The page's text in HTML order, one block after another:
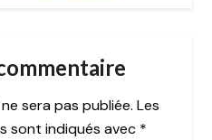
sera pas publiée. Les
sont indiqués avec *